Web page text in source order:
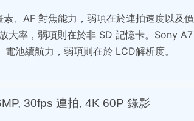
、AF 對焦能力，弱項在於連拍速度以及
大率，弱項則在於非 SD 記憶卡。Sony
池續航力，弱項則在於 LCD解析度。
30fps 連拍, 4K 60P 錄影